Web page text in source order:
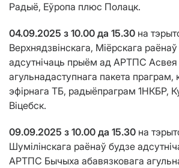
Радыё, Еўропа плюс Полацк.
04.09.2025 з 10.00 да 15.30 на
Верхнядзвінскага, Міёрскага
адсутнічаць прыём ад АРТПС Асвея
агульнадаступнага пакета праграм,
эфірнага ТБ, радыёпраграм 1НКБР,
Віцебск.
09.09.2025 з 10.00 да 15.30 на
Шумілінскага раёнаў будзе
АРТПС Бычыха абавязковага